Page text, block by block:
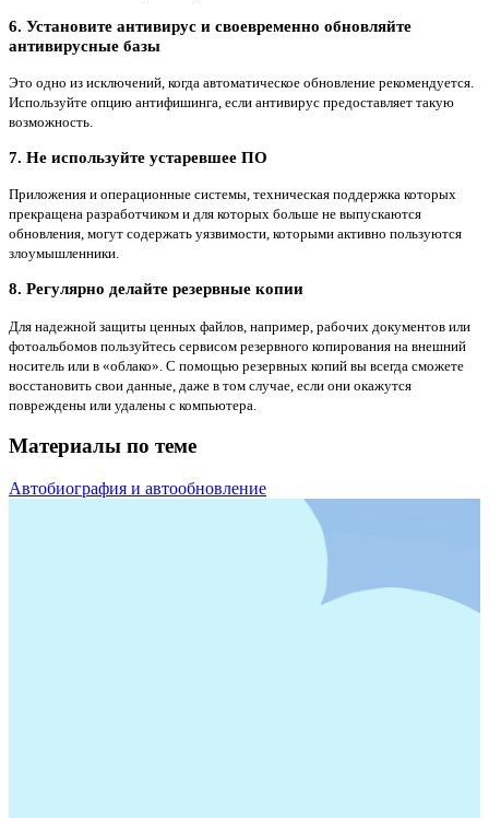
6. Установите антивирус и своевременно обновляйте
антивирусные базы
Это одно из исключений, когда автоматическое обновление рекомендуется.
Используйте опцию антифишинга, если антивирус предоставляет такую
возможность.
7. Не используйте устаревшее ПО
Приложения и операционные системы, техническая поддержка которых
прекращена разработчиком и для которых больше не выпускаются
обновления, могут содержать уязвимости, которыми активно пользуются
злоумышленники.
8. Регулярно делайте резервные копии
Для надежной защиты ценных файлов, например, рабочих документов или
фотоальбомов пользуйтесь сервисом резервного копирования на внешний
носитель или в «облако». С помощью резервных копий вы всегда сможете
восстановить свои данные, даже в том случае, если они окажутся
повреждены или удалены с компьютера.
Материалы по теме
Автобиография и автообновление